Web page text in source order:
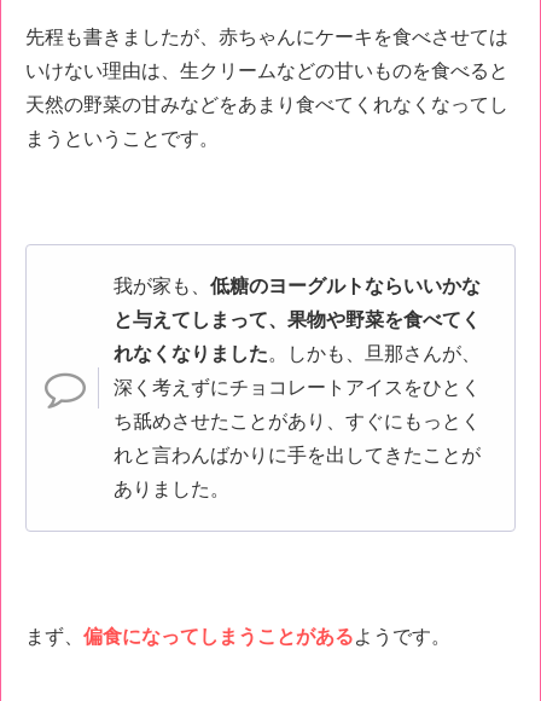
先程も書きましたが、赤ちゃんにケーキを食べさせては
いけない理由は、生クリームなどの甘いものを食べると
天然の野菜の甘みなどをあまり食べてくれなくなってし
まうということです。
我が家も、 低糖のヨーグルトならいいかな
と与えてしまって、果物や野菜を食べてく
れなくなりました。しかも、旦那さんが、
深く考えずにチョコレートアイスをひとく
ち舐めさせたことがあり、すぐにもっとく
れと言わんばかりに手を出してきたことが
ありました。
まず、 偏食になってしまうことがあるようです。